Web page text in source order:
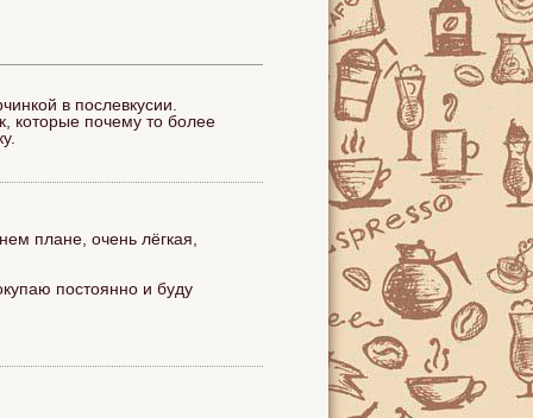
в послевкусии.
которые почему то более
плане, очень лёгкая,
постоянно и буду